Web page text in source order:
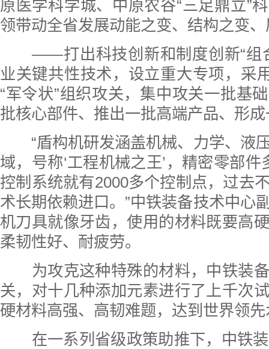
原医学科学城、中原农谷“三足鼎立”
领带动全省发展动能之变、结构之变
——打出科技创新和制度创新“组
业关键共性技术，设立重大专项，采
“军令状”组织攻关，集中攻关一批基
批核心部件、推出一批高端产品、形
“盾构机研发涵盖机械、力学、液
域，号称‘工程机械之王’，精密零部
控制系统就有2000多个控制点，过去
术长期依赖进口。”中铁装备技术中心
机刀具就像牙齿，使用的材料既要高
柔韧性好、耐疲劳。
为攻克这种特殊的材料，中铁装备
关，对十几种添加元素进行了上千次
硬材料高强、高韧难题，达到世界领
在一系列省级政策助推下，中铁装